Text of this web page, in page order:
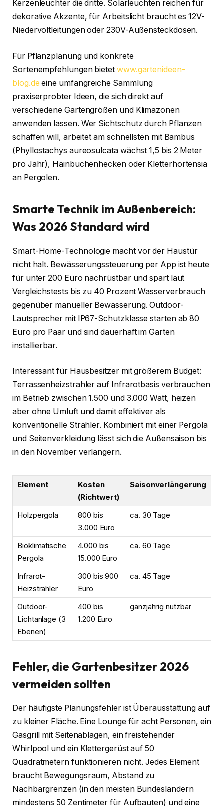
Kerzenleuchter die dritte. Solarleuchten reichen für
dekorative Akzente, für Arbeitslicht braucht es 12V-
Niedervoltleitungen oder 230V-Außensteckdosen.
Für Pflanzplanung und konkrete
Sortenempfehlungen bietet www.gartenideen-
blog.de eine umfangreiche Sammlung
praxiserprobter Ideen, die sich direkt auf
verschiedene Gartengrößen und Klimazonen
anwenden lassen. Wer Sichtschutz durch Pflanzen
schaffen will, arbeitet am schnellsten mit Bambus
(Phyllostachys aureosulcata wächst 1,5 bis 2 Meter
pro Jahr), Hainbuchenhecken oder Kletterhortensia
an Pergolen.
Smarte Technik im Außenbereich:
Was 2026 Standard wird
Smart-Home-Technologie macht vor der Haustür
nicht halt. Bewässerungssteuerung per App ist heute
für unter 200 Euro nachrüstbar und spart laut
Vergleichstests bis zu 40 Prozent Wasserverbrauch
gegenüber manueller Bewässerung. Outdoor-
Lautsprecher mit IP67-Schutzklasse starten ab 80
Euro pro Paar und sind dauerhaft im Garten
installierbar.
Interessant für Hausbesitzer mit größerem Budget:
Terrassenheizstrahler auf Infrarotbasis verbrauchen
im Betrieb zwischen 1.500 und 3.000 Watt, heizen
aber ohne Umluft und damit effektiver als
konventionelle Strahler. Kombiniert mit einer Pergola
und Seitenverkleidung lässt sich die Außensaison bis
in den November verlängern.
Element
Kosten
(Richtwert)
Saisonverlängerung
Holzpergola
800 bis
3.000 Euro
ca. 30 Tage
Bioklimatische
Pergola
4.000 bis
15.000 Euro
ca. 60 Tage
Infrarot-
Heizstrahler
300 bis 900
Euro
ca. 45 Tage
Outdoor-
Lichtanlage (3
Ebenen)
400 bis
1.200 Euro
ganzjährig nutzbar
Fehler, die Gartenbesitzer 2026
vermeiden sollten
Der häufigste Planungsfehler ist Überausstattung auf
zu kleiner Fläche. Eine Lounge für acht Personen, ein
Gasgrill mit Seitenablagen, ein freistehender
Whirlpool und ein Klettergerüst auf 50
Quadratmetern funktionieren nicht. Jedes Element
braucht Bewegungsraum, Abstand zu
Nachbargrenzen (in den meisten Bundesländern
mindestens 50 Zentimeter für Aufbauten) und eine